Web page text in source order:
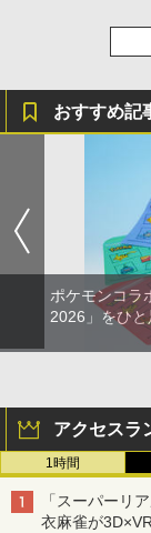
おすすめ記
ポケモンコラ
2026」をひ
アクセスラ
1時間
「スーパーリ
衣麻雀が